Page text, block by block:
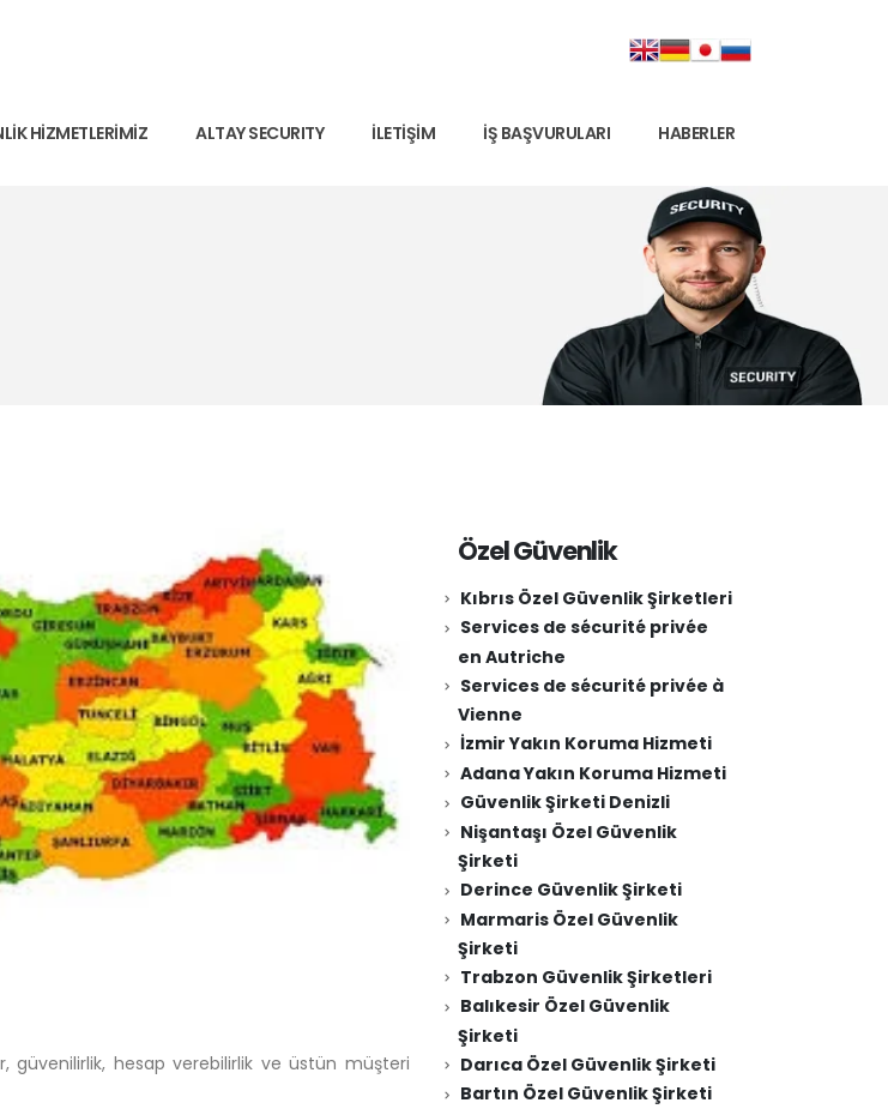
HIZMETLERIMIZ ALTAY SECURITY İLETIŞIM İŞ BAŞVURULARI HABERLER
güvenilirlik, hesap verebilirlik ve üstün müşteri
Özel Güvenlik
Kıbrıs Özel Güvenlik Şirketleri
Services de sécurité privée
en Autriche
Services de sécurité privée à
Vienne
İzmir Yakın Koruma Hizmeti
Adana Yakın Koruma Hizmeti
Güvenlik Şirketi Denizli
Nişantaşı Özel Güvenlik
Şirketi
Derince Güvenlik Şirketi
Marmaris Özel Güvenlik
Şirketi
Trabzon Güvenlik Şirketleri
Balıkesir Özel Güvenlik
Şirketi
Darıca Özel Güvenlik Şirketi
Bartın Özel Güvenlik Şirketi